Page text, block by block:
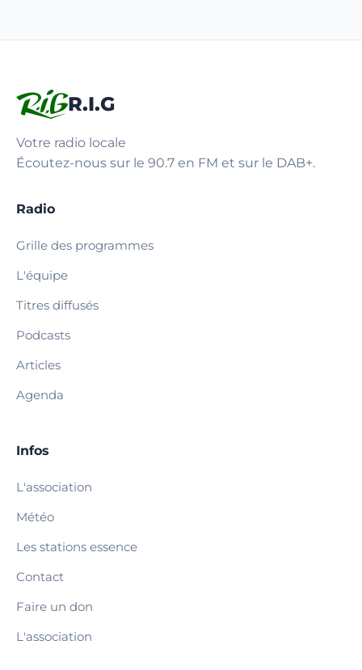
R.I.G
Votre radio locale
Écoutez-nous sur le 90.7 en FM et sur le DAB+.
Radio
Grille des programmes
L'équipe
Titres diffusés
Podcasts
Articles
Agenda
Infos
L'association
Météo
Les stations essence
Contact
Faire un don
L'association